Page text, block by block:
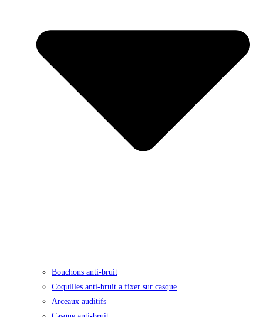
Bouchons anti-bruit
Coquilles anti-bruit a fixer sur casque
Arceaux auditifs